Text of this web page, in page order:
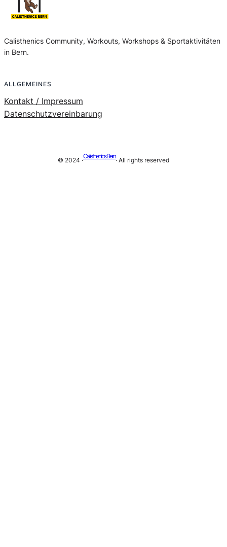
Calisthenics Community, Workouts, Workshops & Sportaktivitäten
in Bern.
ALLGEMEINES
Kontakt / Impressum
Datenschutzvereinbarung
© 2024 ·
Calisthenics Bern
· All rights reserved